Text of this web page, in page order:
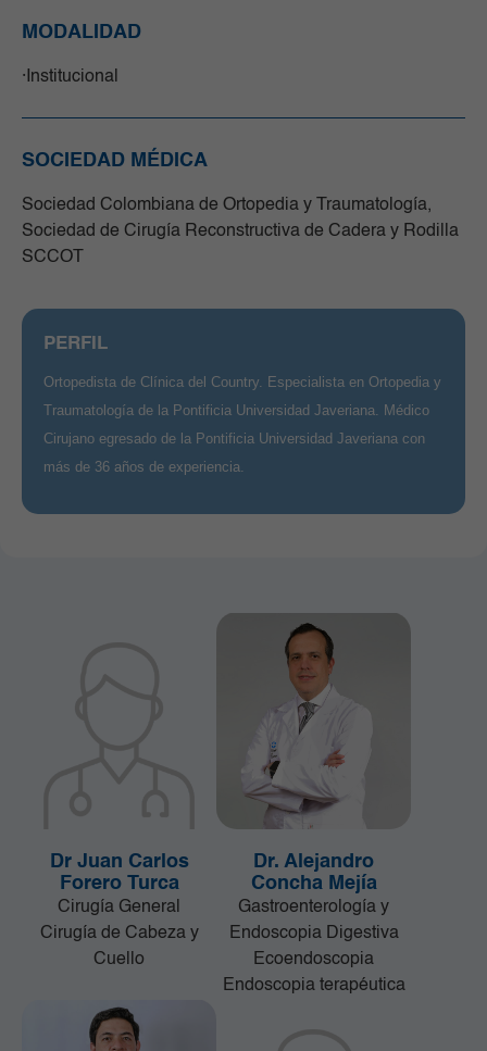
MODALIDAD
Institucional
SOCIEDAD MÉDICA
Sociedad Colombiana de Ortopedia y Traumatología,
Sociedad de Cirugía Reconstructiva de Cadera y Rodilla
SCCOT
PERFIL
Ortopedista de Clínica del Country. Especialista en Ortopedia y
Traumatología de la Pontificia Universidad Javeriana. Médico
Cirujano egresado de la Pontificia Universidad Javeriana con
más de 36 años de experiencia.
Dr Juan Carlos
Forero Turca
Cirugía General
Cirugía de Cabeza y
Cuello
Dr. Alejandro
Concha Mejía
Gastroenterología y
Endoscopia Digestiva
Ecoendoscopia
Endoscopia terapéutica